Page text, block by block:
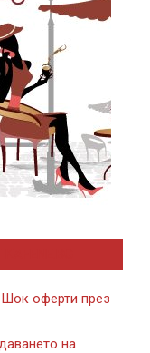
оферти през
на